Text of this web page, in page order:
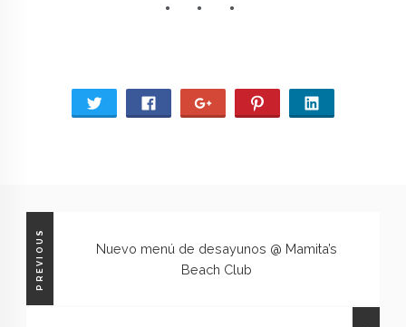
PREVIOUS
Nuevo menú de desayunos @ Mamita’s
Beach Club